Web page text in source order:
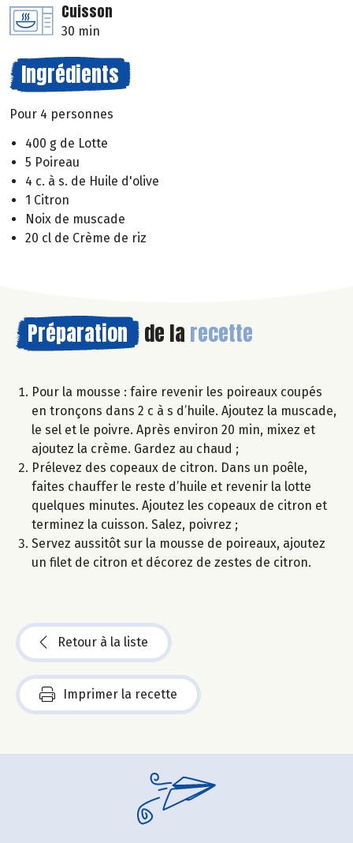
Cuisson
30 min
Ingrédients
Pour 4 personnes
400 g de Lotte
5 Poireau
4 c. à s. de Huile d'olive
1 Citron
Noix de muscade
20 cl de Crème de riz
Préparation de la recette
Pour la mousse : faire revenir les poireaux coupés
en tronçons dans 2 c à s d’huile. Ajoutez la muscade,
le sel et le poivre. Après environ 20 min, mixez et
ajoutez la crème. Gardez au chaud ;
Prélevez des copeaux de citron. Dans un poêle,
faites chauffer le reste d’huile et revenir la lotte
quelques minutes. Ajoutez les copeaux de citron et
terminez la cuisson. Salez, poivrez ;
Servez aussitôt sur la mousse de poireaux, ajoutez
un filet de citron et décorez de zestes de citron.
Retour à la liste
Imprimer la recette